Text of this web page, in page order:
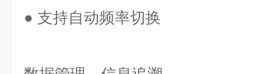
● 支持自动频率切换